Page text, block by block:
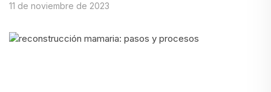
11 de noviembre de 2023